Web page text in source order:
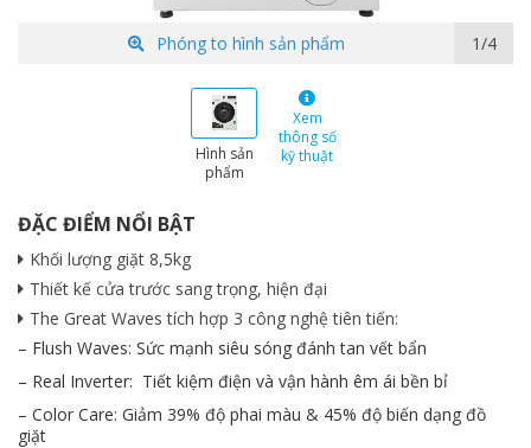
Phóng to hình sản phẩm 1/4
Hình sản
phẩm
Xem
thông số
kỹ thuật
ĐẶC ĐIỂM NỔI BẬT
Khối lượng giặt 8,5kg
Thiết kế cửa trước sang trọng, hiện đại
The Great Waves tích hợp 3 công nghệ tiên tiến:
– Flush Waves: Sức mạnh siêu sóng đánh tan vết bẩn
– Real Inverter: Tiết kiệm điện và vận hành êm ái bền bỉ
– Color Care: Giảm 39% độ phai màu & 45% độ biến dạng đồ
giặt